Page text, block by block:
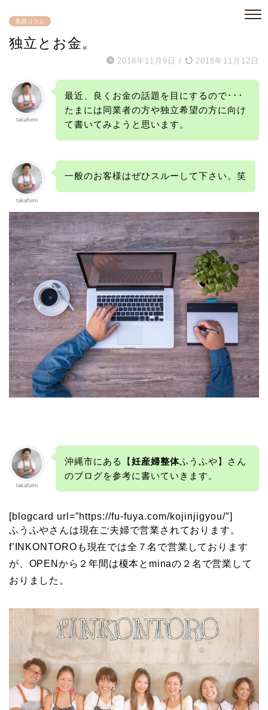
美容コラム
独立とお金。
2018年11月9日 / 2018年11月12日
takafumi
最近、良くお金の話題を目にするので･･･
たまには同業者の方や独立希望の方に向け
て書いてみようと思います。
takafumi
一般のお客様はぜひスルーして下さい。笑
takafumi
沖縄市にある【妊産婦整体ふうふや】さん
のブログを参考に書いていきます。
[blogcard url=”https://fu-fuya.com/kojinjigyou/″]
ふうふやさんは現在ご夫婦で営業されております。
f’INKONTOROも現在では全７名で営業しております
が、OPENから２年間は榎本とminaの２名で営業して
おりました。